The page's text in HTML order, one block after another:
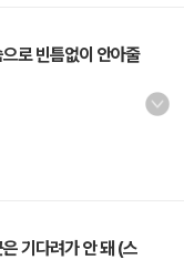
로 빈틈없이 안아줄
기다려가 안 돼 (스